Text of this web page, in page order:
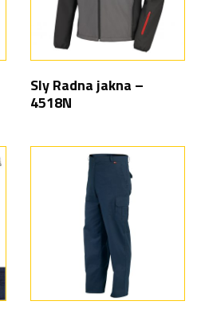
Sly Radna jakna –
4518N